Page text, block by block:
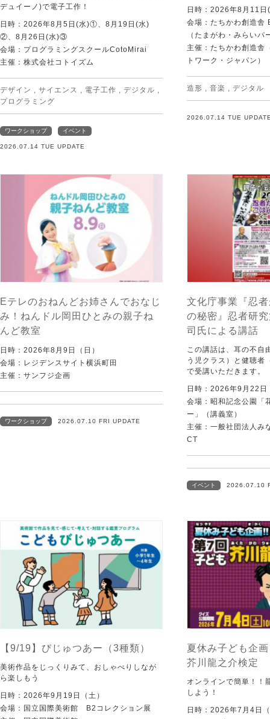
デュイーノ)で電子工作！
日時：2026年8月5日(水)①、8月19日(水)
②、8月26日(水)③
会場：プログラミングスクールCotoMirai
主催：株式会社コトイズム
デザイン , サイエンス , 電子工作 , デジタル ,
プログラミング
ワークショップ イベント
2026.07.14 TUE UPDATE
日時：2026年8月11日
会場：たちかわ創造舎
（たまがわ・みらいパ
主催：たちかわ創造舎
トワーク・ジャパン）
造形 , 音楽 , デジタル
2026.07.14 TUE
Eテレのおねんどお姉さんでおなじ
み！ねんドル岡田ひとみの親子ね
んど教室
日時：2026年8月9日（日）
会場：レジデンスサイト横浜町田
主催：サンフジ企画
ワークショップ 2026.07.10 FRI UPDATE
文化庁事業『忍
の秘密』忍者研
司氏による講話
この講話は、耳の不自
う児クラス）と健聴者
で受講いただきます。
日時：2026年9月22日
会場：昭和記念公園「
ー」（講義室）
主催：一般社団法人み
CT
イベント 2026.07.10
【9/19】びじゅつあー（3種類）
美術作品をじっくりみて、おしゃべりしなが
ら楽しもう
日時：2026年9月19日（土）
会場：国立国際美術館 B2コレクション展
夏休み子ども企
芥川龍之介検定
オンラインで簡単！！
しよう！
日時：2026年7月4日